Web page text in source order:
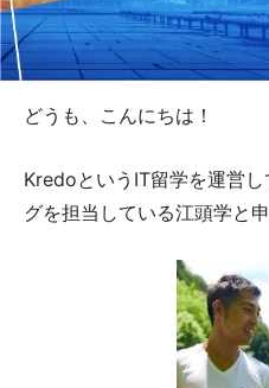
どうも、こんにちは！
KredoというIT留学を運営
グを担当している江頭学と申